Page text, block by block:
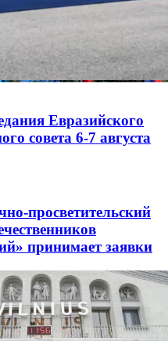
Евразийского
совета 6-7 августа
просветительский
принимает заявки